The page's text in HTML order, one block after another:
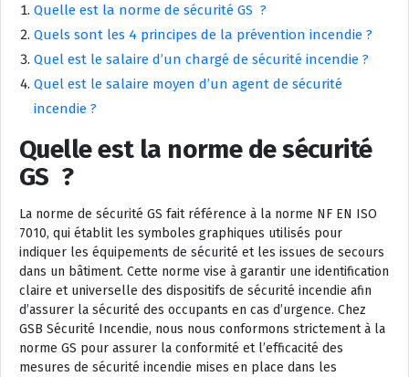
Quelle est la norme de sécurité GS ?
Quels sont les 4 principes de la prévention incendie ?
Quel est le salaire d’un chargé de sécurité incendie ?
Quel est le salaire moyen d’un agent de sécurité
incendie ?
Quelle est la norme de sécurité
GS ?
La norme de sécurité GS fait référence à la norme NF EN ISO
7010, qui établit les symboles graphiques utilisés pour
indiquer les équipements de sécurité et les issues de secours
dans un bâtiment. Cette norme vise à garantir une identification
claire et universelle des dispositifs de sécurité incendie afin
d’assurer la sécurité des occupants en cas d’urgence. Chez
GSB Sécurité Incendie, nous nous conformons strictement à la
norme GS pour assurer la conformité et l’efficacité des
mesures de sécurité incendie mises en place dans les